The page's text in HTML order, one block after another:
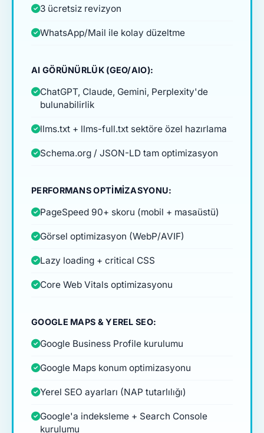
3 ücretsiz revizyon
WhatsApp/Mail ile kolay düzeltme
AI GÖRÜNÜRLÜK (GEO/AIO):
ChatGPT, Claude, Gemini, Perplexity'de
bulunabilirlik
llms.txt + llms-full.txt sektöre özel hazırlama
Schema.org / JSON-LD tam optimizasyon
PERFORMANS OPTIMIZASYONU:
PageSpeed 90+ skoru (mobil + masaüstü)
Görsel optimizasyon (WebP/AVIF)
Lazy loading + critical CSS
Core Web Vitals optimizasyonu
GOOGLE MAPS & YEREL SEO:
Google Business Profile kurulumu
Google Maps konum optimizasyonu
Yerel SEO ayarları (NAP tutarlılığı)
Google'a indeksleme + Search Console
kurulumu